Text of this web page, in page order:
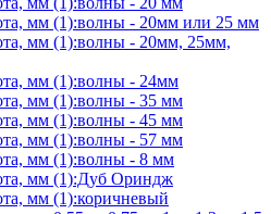
мм (1):волны - 20мм или 25 мм
мм (1):волны - 20мм, 25мм,
мм (1):волны - 24мм
мм (1):волны - 35 мм
мм (1):волны - 45 мм
мм (1):волны - 57 мм
мм (1):волны - 8 мм
мм (1):Дуб Ориндж
мм (1):коричневый